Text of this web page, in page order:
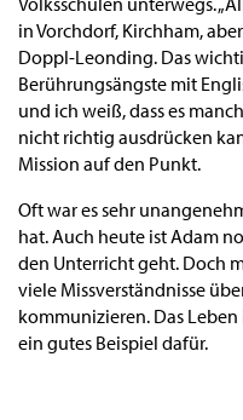
in Vorchdorf, Kirchham,
Doppl-Leonding. Das
Berührungsängste mit
und ich weiß, dass es
nicht richtig ausdrücken
Mission auf den Punkt.
Oft war es sehr
hat. Auch heute ist Adam
den Unterricht geht. Doch
viele Missverständnisse
kommunizieren. Das
ein gutes Beispiel dafür.